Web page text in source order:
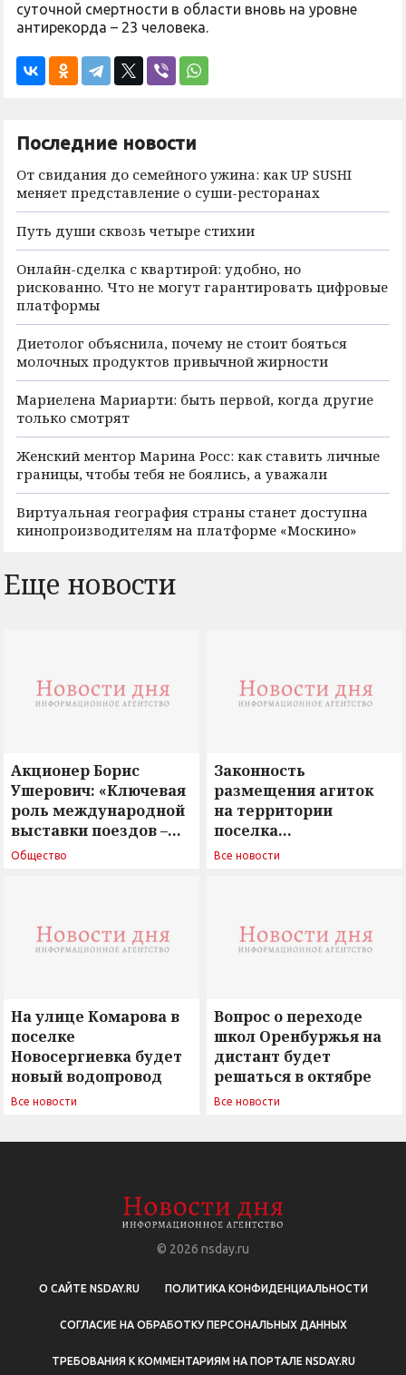
суточной смертности в области вновь на уровне
антирекорда – 23 человека.
Последние новости
От свидания до семейного ужина: как UP SUSHI
меняет представление о суши-ресторанах
Путь души сквозь четыре стихии
Онлайн-сделка с квартирой: удобно, но
рискованно. Что не могут гарантировать цифровые
платформы
Диетолог объяснила, почему не стоит бояться
молочных продуктов привычной жирности
Мариелена Мариарти: быть первой, когда другие
только смотрят
Женский ментор Марина Росс: как ставить личные
границы, чтобы тебя не боялись, а уважали
Виртуальная география страны станет доступна
кинопроизводителям на платформе «Москино»
Еще новости
Акционер Борис
Ушерович: «Ключевая
роль международной
выставки поездов –
поиск ответов на
Общество
Законность
размещения агиток
на территории
поселка
Новосергиевка
Все новости
На улице Комарова в
поселке
Новосергиевка будет
новый водопровод
Все новости
Вопрос о переходе
школ Оренбуржья на
дистант будет
решаться в октябре
Все новости
© 2026 nsday.ru
О САЙТЕ NSDAY.RU ПОЛИТИКА КОНФИДЕНЦИАЛЬНОСТИ
СОГЛАСИЕ НА ОБРАБОТКУ ПЕРСОНАЛЬНЫХ ДАННЫХ
ТРЕБОВАНИЯ К КОММЕНТАРИЯМ НА ПОРТАЛЕ NSDAY.RU